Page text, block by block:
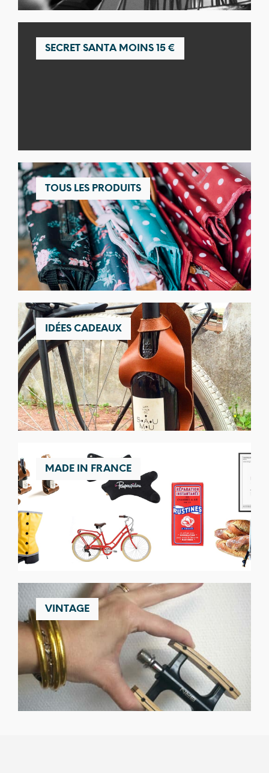
SECRET SANTA MOINS 15 €
TOUS LES PRODUITS
IDÉES CADEAUX
MADE IN FRANCE
VINTAGE